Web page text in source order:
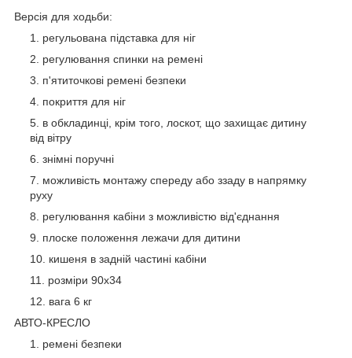
Версія для ходьби:
регульована підставка для ніг
регулювання спинки на ремені
п'ятиточкові ремені безпеки
покриття для ніг
в обкладинці, крім того, лоскот, що захищає дитину
від вітру
знімні поручні
можливість монтажу спереду або ззаду в напрямку
руху
регулювання кабіни з можливістю від'єднання
плоске положення лежачи для дитини
кишеня в задній частині кабіни
розміри 90x34
вага 6 кг
АВТО-КРЕСЛО
ремені безпеки